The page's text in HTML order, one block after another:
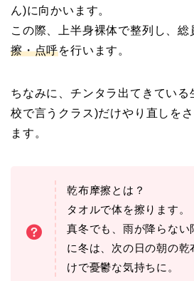
ん)に向かいます。
この際、上半身裸体で整列し、総
擦・点呼を行います。
ちなみに、チンタラ出てきている
校で言うクラス)だけやり直しを
ます。
乾布摩擦とは？
タオルで体を擦ります。
真冬でも、雨が降らない
に冬は、次の日の朝の
けで憂鬱な気持ちに。